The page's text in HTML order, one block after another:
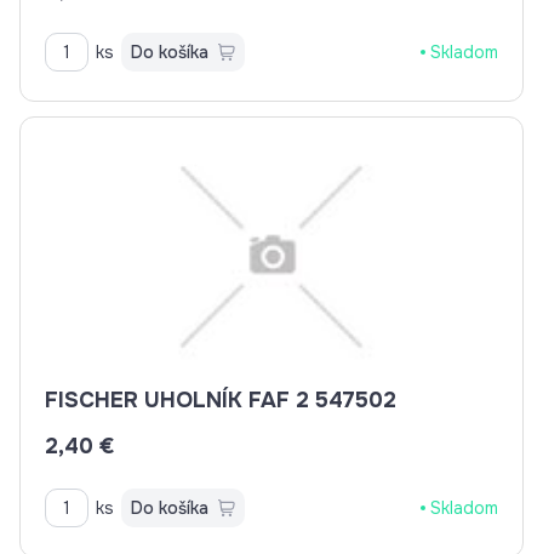
ks Do košíka Skladom
FISCHER UHOLNÍK FAF 2 547502
2,40 €
ks Do košíka Skladom